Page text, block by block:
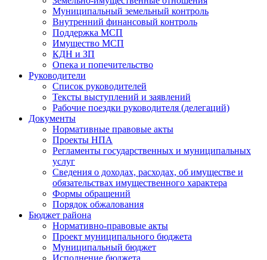
Муниципальный земельный контроль
Внутренний финансовый контроль
Поддержка МСП
Имущество МСП
КДН и ЗП
Опека и попечительство
Руководители
Список руководителей
Тексты выступлений и заявлений
Рабочие поездки руководителя (делегаций)
Документы
Нормативные правовые акты
Проекты НПА
Регламенты государственных и муниципальных
услуг
Сведения о доходах, расходах, об имуществе и
обязательствах имущественного характера
Формы обращений
Порядок обжалования
Бюджет района
Нормативно-правовые акты
Проект муниципального бюджета
Муниципальный бюджет
Исполнение бюджета